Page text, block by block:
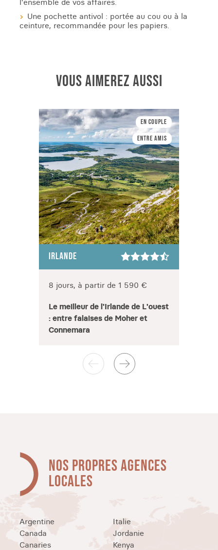
l'ensemble de vos affaires.
Une pochette antivol : portée au cou ou à la
ceinture, recommandée pour les papiers.
VOUS AIMEREZ AUSSI
En couple
Entre amis
IRLANDE
8 jours, à partir de 1 590 €
Le meilleur de l'Irlande de L'ouest
: entre falaises de Moher et
Connemara
NOS PROPRES AGENCES
LOCALES
Argentine
Canada
Canaries
Italie
Jordanie
Kenya